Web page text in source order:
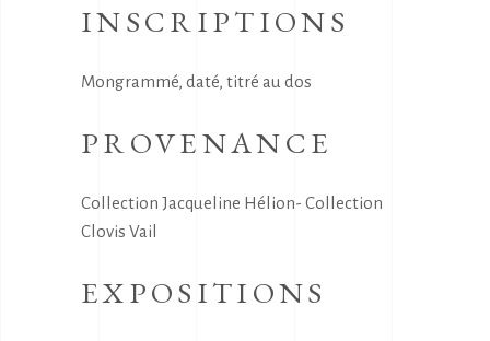
INSCRIPTIONS
Mongrammé, daté, titré au dos
PROVENANCE
Collection Jacqueline Hélion- Collection
Clovis Vail
EXPOSITIONS